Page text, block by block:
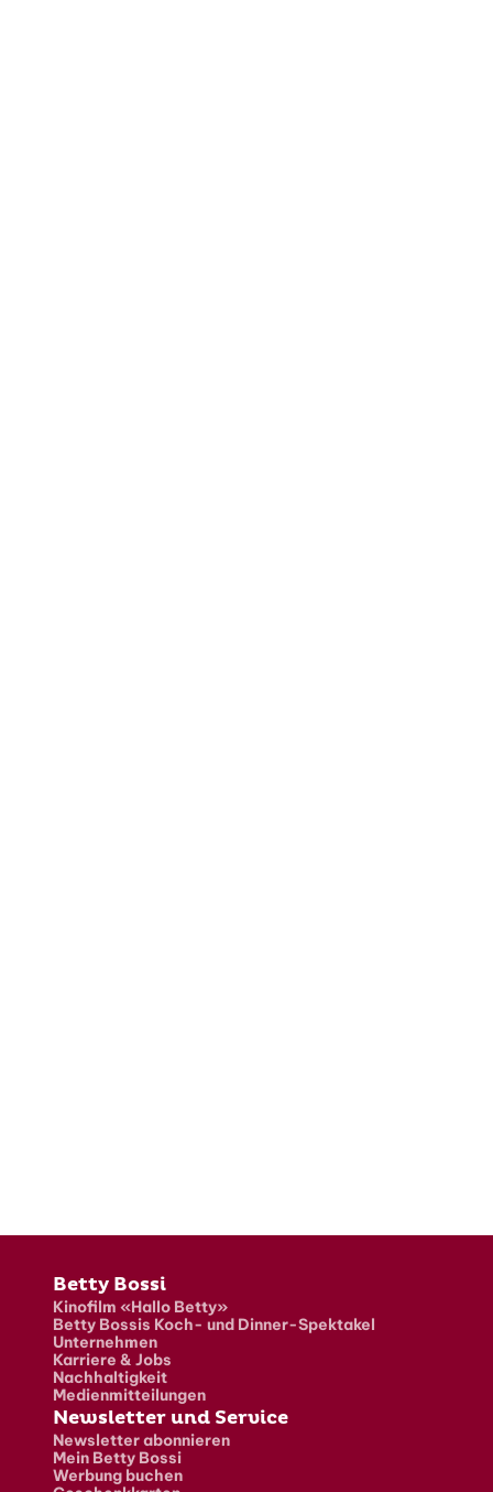
Fusszeile
Betty Bossi
Kinofilm «Hallo Betty»
Betty Bossis Koch- und Dinner-Spektakel
Unternehmen
Karriere & Jobs
Nachhaltigkeit
Medienmitteilungen
Newsletter und Service
Newsletter abonnieren
Mein Betty Bossi
Werbung buchen